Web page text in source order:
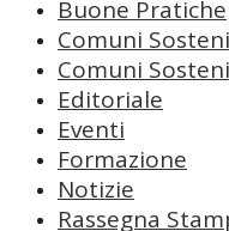
Buone Pratiche
Comuni
Comuni
Editoriale
Eventi
Formazione
Notizie
Rassegna